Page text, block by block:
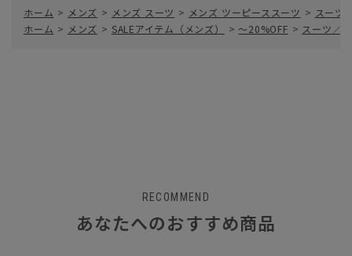
ホーム > メンズ > メンズ スーツ > メンズ ツーピーススーツ > スーツ
ホーム > メンズ > SALEアイテム（メンズ） > ～20%OFF > スーツ／2
RECOMMEND
あなたへのおすすめ商品